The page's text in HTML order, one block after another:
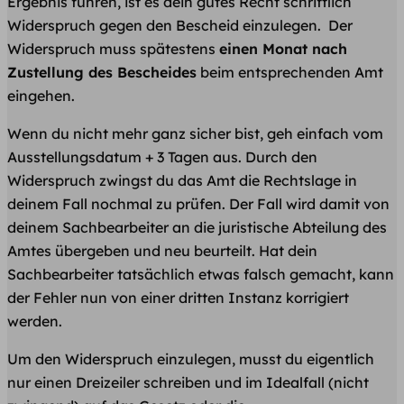
Widerspruch gegen den Bescheid einzulegen. Der
Widerspruch muss spätestens einen Monat nach
Zustellung des Bescheides beim entsprechenden Amt
eingehen.
Wenn du nicht mehr ganz sicher bist, geh einfach vom
Ausstellungsdatum + 3 Tagen aus. Durch den
Widerspruch zwingst du das Amt die Rechtslage in
deinem Fall nochmal zu prüfen. Der Fall wird damit von
deinem Sachbearbeiter an die juristische Abteilung des
Amtes übergeben und neu beurteilt. Hat dein
Sachbearbeiter tatsächlich etwas falsch gemacht, kann
der Fehler nun von einer dritten Instanz korrigiert
werden.
Um den Widerspruch einzulegen, musst du eigentlich
nur einen Dreizeiler schreiben und im Idealfall (nicht